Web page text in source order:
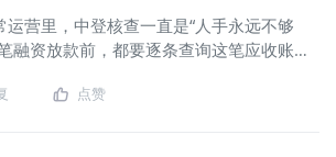
，材料不合规立刻
源头大幅减少了材
游供应商：融资
全流程风控审核场景，通过高精度OCR
发票、仓单等各类供应链单据信息，依托
场景语义解析与交易逻辑研判，结合规则
险筛查，最后通过RPA实现全流程自动化
营里，中登核查一直是“人手永远不够
资放款前，都要逐条查询这笔应收账款
光是手工登记就能吃掉运营团队整整一
点赞